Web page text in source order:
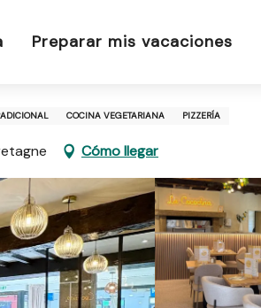
Preparar mis vacaciones
COCINA VEGETARIANA PIZZERÍA
Cómo llegar